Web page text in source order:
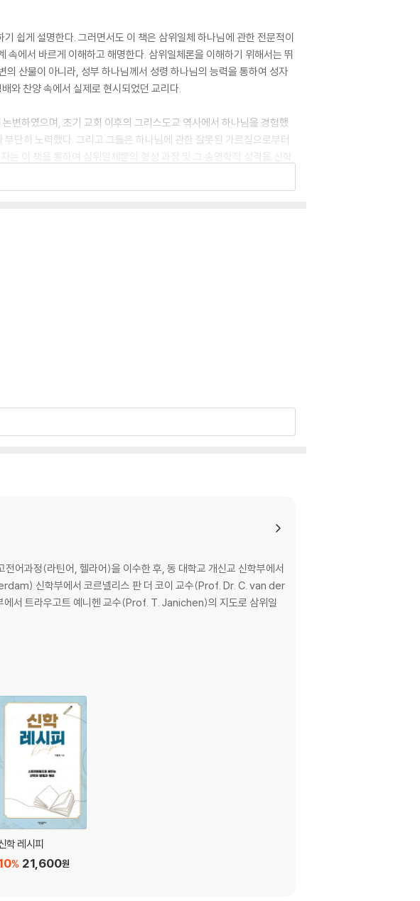
쉽게 설명한다. 그러면서도 이 책은 삼위일체 하나님에 관한 전문적이
에서 바르게 이해하고 해명한다. 삼위일체론을 이해하기 위해서는 뛰
산물이 아니라, 성부 하나님께서 성령 하나님의 능력을 통하여 성자
와 찬양 속에서 실제로 현시되었던 교리다.
변하였으며, 초기 교회 이후의 그리스도교 역사에서 하나님을 경험했
단히 노력했다. 그리고 그들은 하나님에 관한 잘못된 가르침으로부터
는 이 책을 통하여 삼위일체론의 형성 과정 및 그 송영학적 성격을 신학
신학적 쟁점을 알기 쉽게 해설해주고 있다.
하나님을 알아가는 지식이며, 그것으로 말미암아 삼위 하나님을 경배
어과정(라틴어, 헬라어)을 이수한 후, 동 대학교 개신교 신학부에서
신학부에서 코르넬리스 판 더 코이 교수(Prof. Dr. C. van der
서 트라우고트 예니헨 교수(Prof. T. Janichen)의 지도로 삼위일
학 레시피
21,600원
%